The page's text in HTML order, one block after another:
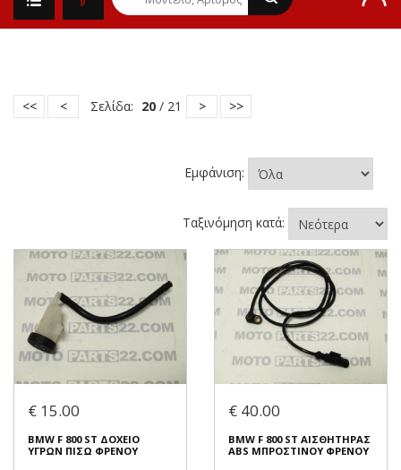
<< < Σελίδα: 20 / 21 > >>
Εμφάνιση:
Ταξινόμηση κατά:
€ 15.00
BMW F 800 ST ΔΟΧΕΙΟ
ΥΓΡΩΝ ΠΙΣΩ ΦΡΕΝΟΥ
€ 40.00
BMW F 800 ST ΑΙΣΘΗΤΗΡΑΣ
ABS ΜΠΡΟΣΤΙΝΟΥ ΦΡΕΝΟΥ